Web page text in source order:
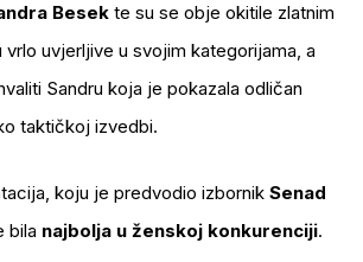
Besek te su se obje okitile zlatnim
vrlo uvjerljive u svojim kategorijama, a
Sandru koja je pokazala odličan
taktičkoj izvedbi.
koju je predvodio izbornik Senad
bila najbolja u ženskoj konkurenciji.